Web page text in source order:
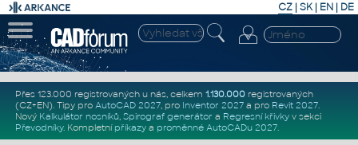
CZ | SK| EN | DE
Přes 123.000 registrovaných u nás, celkem 1.130.000registrovaných
(CZ+EN). Tipy pro AutoCAD 2027, pro Inventor 2027a pro Revit 2027.
Nový Kalkulátor nosníků, Spirograf generátor a Regresní křivkyv sekci
Převodníky. Kompletní příkazya proměnné AutoCADu 2027.